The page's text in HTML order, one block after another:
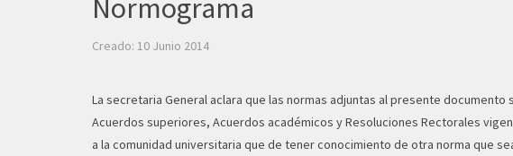
Normograma
Creado: 10 Junio 2014
La secretaria General aclara que las normas adjuntas al presente documento
Acuerdos superiores, Acuerdos académicos y Resoluciones Rectorales
a la comunidad universitaria que de tener conocimiento de otra norma que